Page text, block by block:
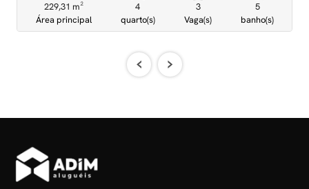
229,31 m²
Área principal
4
quarto(s)
3
Vaga(s)
5
banho(s)
‹ ›